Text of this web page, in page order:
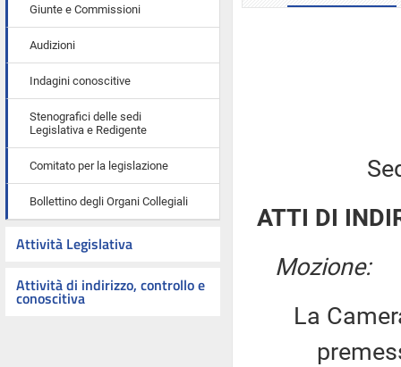
Giunte e Commissioni
Audizioni
Indagini conoscitive
Stenografici delle sedi
Legislativa e Redigente
Comitato per la legislazione
Bollettino degli Organi Collegiali
Attività Legislativa
Attività di indirizzo, controllo e
conoscitiva
ATTI DI
Mozione:
La